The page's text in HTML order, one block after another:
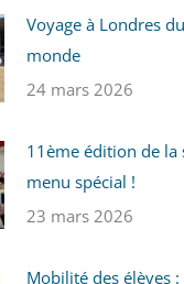
Voyage à Londres
monde
24 mars 2026
11ème édition de la
menu spécial !
23 mars 2026
Mobilité des élèves